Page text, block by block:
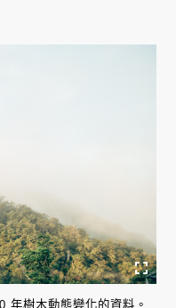
年樹木動態變化的資料。